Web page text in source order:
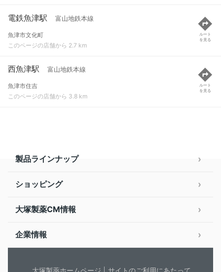
電鉄魚津駅 富山地鉄本線
魚津市文化町
このページの店舗から 2.7 km
ルート
を見る
西魚津駅 富山地鉄本線
魚津市住吉
このページの店舗から 3.8 km
ルート
を見る
製品ラインナップ
ショッピング
大塚製薬CM情報
企業情報